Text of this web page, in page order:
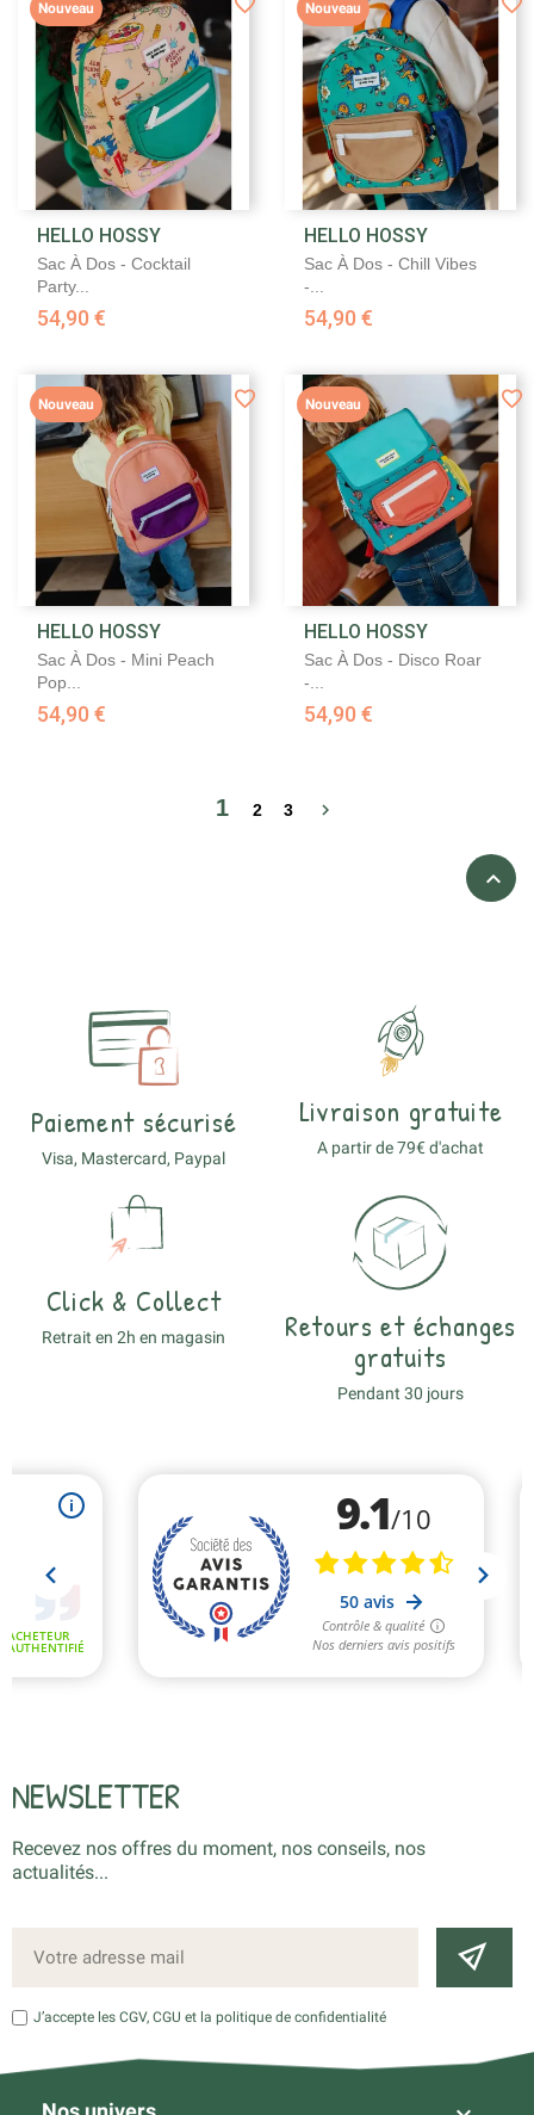
HELLO HOSSY
Sac À Dos - Cocktail
Party...
54,90 €
Nouveau
HELLO HOSSY
Sac À Dos - Chill Vibes
-...
54,90 €
Nouveau
HELLO HOSSY
Sac À Dos - Mini Peach
Pop...
54,90 €
Nouveau
HELLO HOSSY
Sac À Dos - Disco Roar
-...
54,90 €
Nouveau
1 2 3 

Paiement sécurisé
Visa, Mastercard, Paypal
Livraison gratuite
A partir de 79€ d'achat
Click & Collect
Retrait en 2h en magasin
Retours et échanges
gratuits
Pendant 30 jours
NEWSLETTER
Recevez nos offres du moment, nos conseils, nos
actualités...
J’accepte les CGV, CGU et la politique de confidentialité